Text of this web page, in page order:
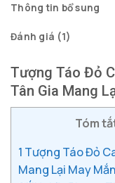
Thông tin bổ sung
Đánh giá (1)
Tượng Táo Đỏ
Tân Gia Mang
Tóm
1 Tượng Táo Đỏ
Mang Lại May